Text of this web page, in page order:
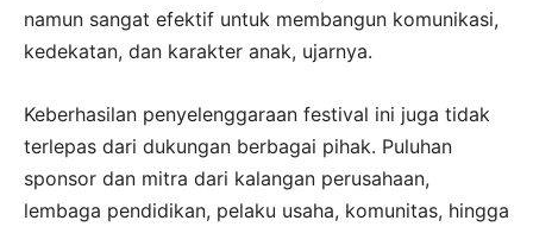
namun sangat efektif untuk membangun komunikasi,
kedekatan, dan karakter anak, ujarnya.
Keberhasilan penyelenggaraan festival ini juga tidak
terlepas dari dukungan berbagai pihak. Puluhan
sponsor dan mitra dari kalangan perusahaan,
lembaga pendidikan, pelaku usaha, komunitas, hingga